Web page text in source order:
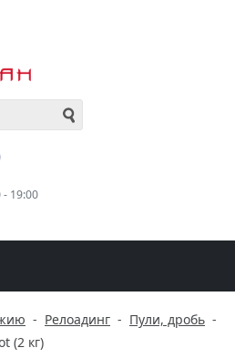
19:00
- Релоадинг - Пули, дробь -
(2 кг)